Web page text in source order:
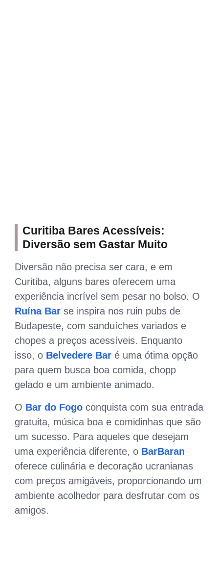
Curitiba Bares Acessíveis:
Diversão sem Gastar Muito
Diversão não precisa ser cara, e em
Curitiba, alguns bares oferecem uma
experiência incrível sem pesar no bolso. O
Ruína Bar se inspira nos ruin pubs de
Budapeste, com sanduíches variados e
chopes a preços acessíveis. Enquanto
isso, o Belvedere Bar é uma ótima opção
para quem busca boa comida, chopp
gelado e um ambiente animado.
O Bar do Fogo conquista com sua entrada
gratuita, música boa e comidinhas que são
um sucesso. Para aqueles que desejam
uma experiência diferente, o BarBaran
oferece culinária e decoração ucranianas
com preços amigáveis, proporcionando um
ambiente acolhedor para desfrutar com os
amigos.